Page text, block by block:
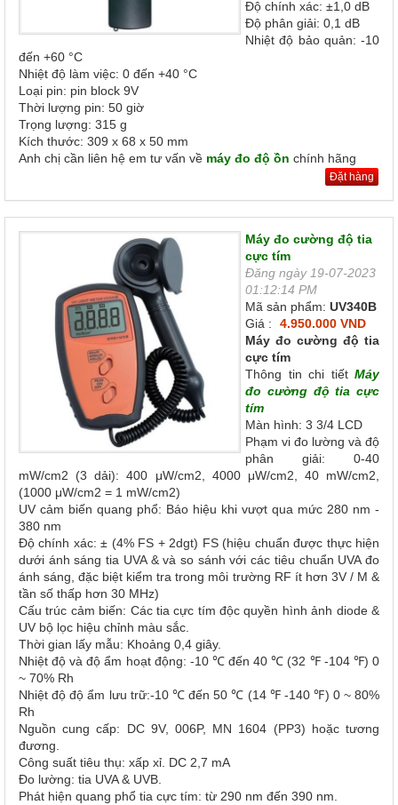
Độ chính xác: ±1,0 dB
Độ phân giải: 0,1 dB
Nhiệt độ bảo quản: -10
đến +60 °C
Nhiệt độ làm việc: 0 đến +40 °C
Loại pin: pin block 9V
Thời lượng pin: 50 giờ
Trọng lượng: 315 g
Kích thước: 309 x 68 x 50 mm
Anh chị cần liên hệ em tư vấn về máy đo độ ồn chính hãng
Đặt hàng
Máy đo cường độ tia
cực tím
Đăng ngày 19-07-2023
01:12:14 PM
Mã sản phẩm: UV340B
Giá :
4.950.000 VND
Máy đo cường độ tia
cực tím
Thông tin chi tiết Máy
đo cường độ tia cực
tím
Màn hình: 3 3/4 LCD
Phạm vi đo lường và độ
phân giải: 0-40
mW/cm2 (3 dải): 400 μW/cm2, 4000 μW/cm2, 40 mW/cm2,
(1000 μW/cm2 = 1 mW/cm2)
UV cảm biến quang phổ: Báo hiệu khi vượt qua mức 280 nm -
380 nm
Độ chính xác: ± (4% FS + 2dgt) FS (hiệu chuẩn được thực hiện
dưới ánh sáng tia UVA & và so sánh với các tiêu chuẩn UVA đo
ánh sáng, đặc biệt kiểm tra trong môi trường RF ít hơn 3V / M &
tần số thấp hơn 30 MHz)
Cấu trúc cảm biến: Các tia cực tím độc quyền hình ảnh diode &
UV bộ lọc hiệu chỉnh màu sắc.
Thời gian lấy mẫu: Khoảng 0,4 giây.
Nhiệt độ và độ ẩm hoạt động: -10 ℃ đến 40 ℃ (32 ℉ -104 ℉) 0
~ 70% Rh
Nhiệt độ độ ẩm lưu trữ:-10 ℃ đến 50 ℃ (14 ℉ -140 ℉) 0 ~ 80%
Rh
Nguồn cung cấp: DC 9V, 006P, MN 1604 (PP3) hoặc tương
đương.
Công suất tiêu thụ: xấp xỉ. DC 2,7 mA
Đo lường: tia UVA & UVB.
Phát hiện quang phổ tia cực tím: từ 290 nm đến 390 nm.